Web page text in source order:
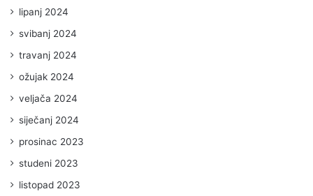
lipanj 2024
svibanj 2024
travanj 2024
ožujak 2024
veljača 2024
siječanj 2024
prosinac 2023
studeni 2023
listopad 2023